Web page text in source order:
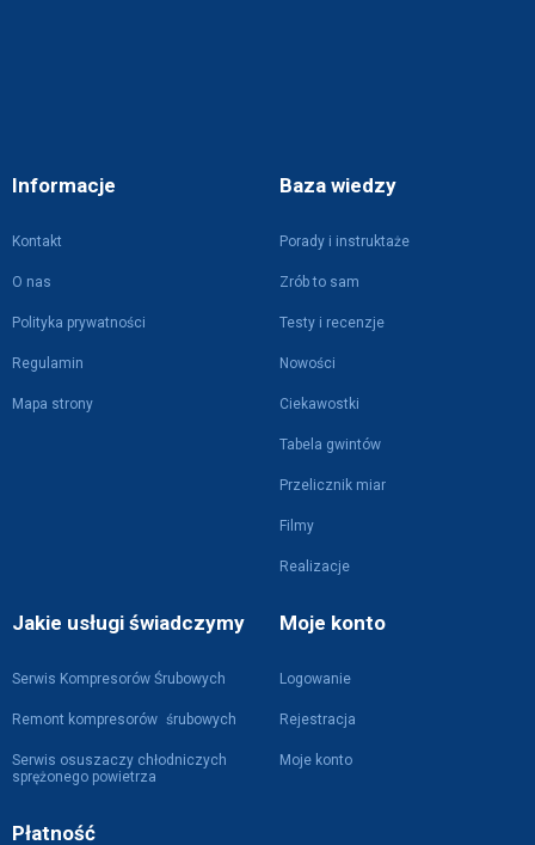
Informacje
Kontakt
O nas
Polityka prywatności
Regulamin
Mapa strony
Baza wiedzy
Porady i instruktaże
Zrób to sam
Testy i recenzje
Nowości
Ciekawostki
Tabela gwintów
Przelicznik miar
Filmy
Realizacje
Jakie usługi świadczymy
Serwis Kompresorów Śrubowych
Remont kompresorów śrubowych
Serwis osuszaczy chłodniczych
sprężonego powietrza
Moje konto
Logowanie
Rejestracja
Moje konto
Płatność